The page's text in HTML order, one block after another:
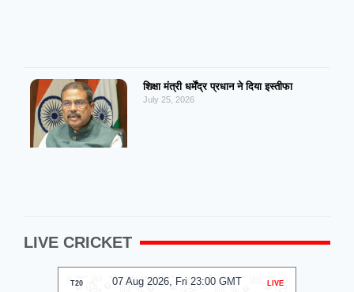
शिक्षा मंत्री धर्मेंद्र प्रधान ने दिया इस्तीफा
July 25, 2026
LIVE CRICKET
07 Aug 2026, Fri 23:00 GMT
T20 LIVE